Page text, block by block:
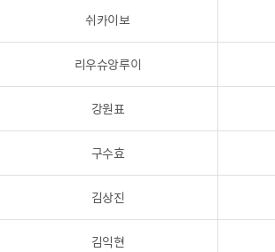
쉬카이보
리우슈앙루이
강원표
구수효
김상진
김익현